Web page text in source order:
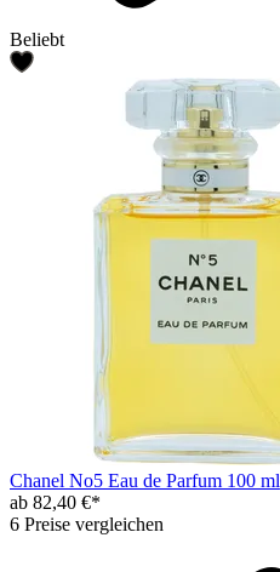
Beliebt
Chanel No5 Eau de Parfum 100 ml
ab 82,40 €*
6 Preise vergleichen